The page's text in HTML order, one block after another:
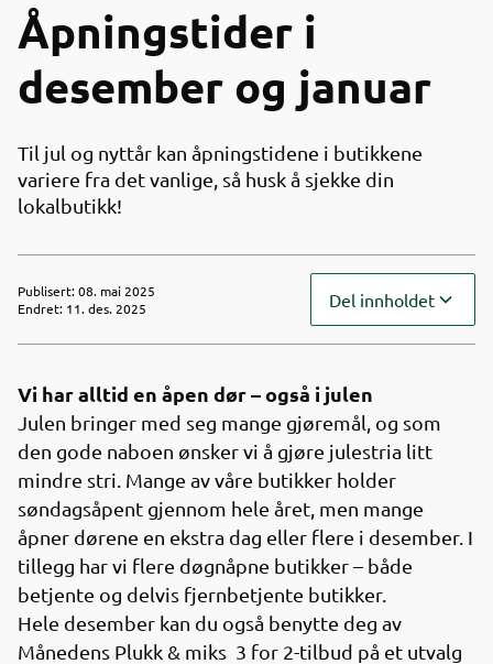
Åpningstider i
desember og januar
Til jul og nyttår kan åpningstidene i butikkene
variere fra det vanlige, så husk å sjekke din
lokalbutikk!
Publisert:08. mai 2025
Endret: 11. des. 2025 Del innholdet
Vi har alltid en åpen dør – også i julen
Julen bringer med seg mange gjøremål, og som
den gode naboen ønsker vi å gjøre julestria litt
mindre stri. Mange av våre butikker holder
søndagsåpent gjennom hele året, men mange
åpner dørene en ekstra dag eller flere i desember. I
tillegg har vi flere døgnåpne butikker – både
betjente og delvis fjernbetjente butikker.
Hele desember kan du også benytte deg av
Månedens Plukk & miks 3 for 2-tilbud på et utvalg